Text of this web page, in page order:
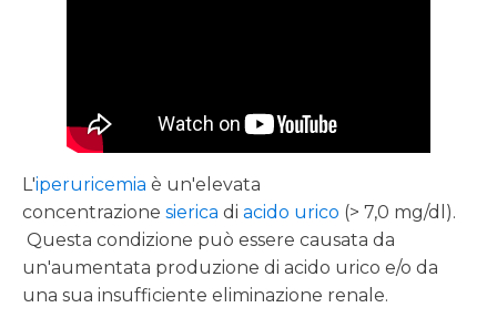
L'iperuricemia è un'elevata
concentrazione sierica di acido urico (> 7,0 mg/dl).
Questa condizione può essere causata da
un'aumentata produzione di acido urico e/o da
una sua insufficiente eliminazione renale.